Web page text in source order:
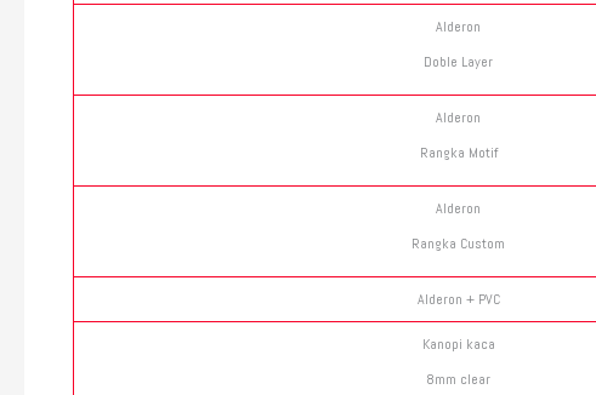
Alderon
Doble Layer
Alderon
Rangka Motif
Alderon
Rangka Custom
Alderon + PVC
Kanopi kaca
8mm clear